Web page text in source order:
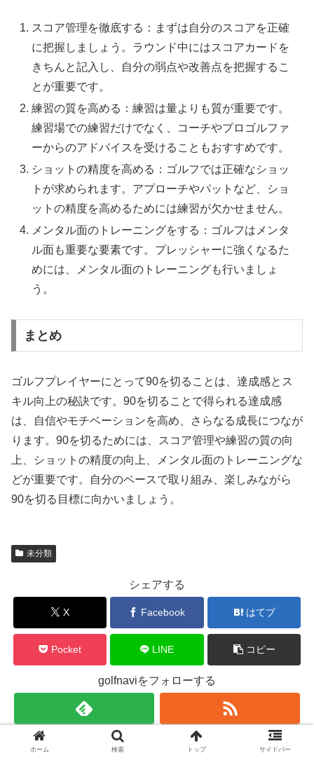
スコア管理を徹底する：まずは自分のスコアを正確
に把握しましょう。ラウンド中にはスコアカードを
きちんと記入し、自分の弱点や改善点を把握するこ
とが重要です。
練習の質を高める：練習は量よりも質が重要です。
練習場での練習だけでなく、コーチやプロゴルファ
ーからのアドバイスを受けることもおすすめです。
ショットの精度を高める：ゴルフでは正確なショッ
トが求められます。アプローチやパットなど、ショ
ットの精度を高めるためには練習が欠かせません。
メンタル面のトレーニングをする：ゴルフはメンタ
ル面も重要な要素です。プレッシャーに強くなるた
めには、メンタル面のトレーニングも行いましょ
う。
まとめ
ゴルフプレイヤーにとって90を切ることは、達成感とス
キル向上の秘訣です。90を切ることで得られる達成感
は、自信やモチベーションを高め、さらなる成長につなが
ります。90を切るためには、スコア管理や練習の質の向
上、ショットの精度の向上、メンタル面のトレーニングな
どが重要です。自分のペースで取り組み、楽しみながら
90を切る目標に向かいましょう。
未分類
シェアする
X Facebook はてブ
Pocket LINE コピー
golfnaviをフォローする
golfnavi
ホーム 検索 トップ サイドバー